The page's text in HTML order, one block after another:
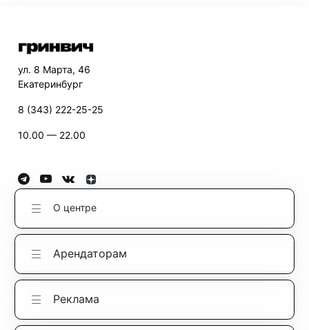
ул. 8 Марта, 46
Екатеринбург
8 (343) 222-25-25
10.00 — 22.00
О центре
Арендаторам
Реклама